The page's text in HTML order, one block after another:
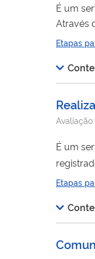
É um
seja o usuário que
Etapas
Avaliação:
É um
17/03/2011. Obs.: Caso necessitem de um volume maior de consultas, as entidades
Etapas